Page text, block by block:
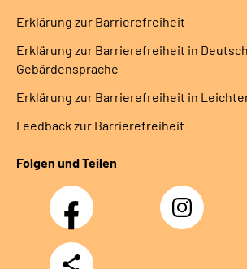
Erklärung zur Barrierefreiheit
Erklärung zur Barrierefreiheit in
Gebärdensprache
Erklärung zur Barrierefreiheit in
Feedback zur Barrierefreiheit
Folgen und Teilen
Facebook Instagram
Teilen